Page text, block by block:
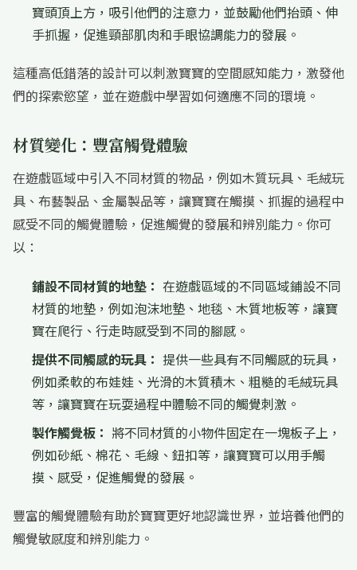
寶頭頂上方，吸引他們的注意力，並鼓勵他們抬頭、伸
手抓握，促進頸部肌肉和手眼協調能力的發展。
這種高低錯落的設計可以刺激寶寶的空間感知能力，激發他
們的探索慾望，並在遊戲中學習如何適應不同的環境。
材質變化：豐富觸覺體驗
在遊戲區域中引入不同材質的物品，例如木質玩具、毛絨玩
具、布藝製品、金屬製品等，讓寶寶在觸摸、抓握的過程中
感受不同的觸覺體驗，促進觸覺的發展和辨別能力。你可
以：
鋪設不同材質的地墊： 在遊戲區域的不同區域鋪設不同
材質的地墊，例如泡沫地墊、地毯、木質地板等，讓寶
寶在爬行、行走時感受到不同的腳感。
提供不同觸感的玩具： 提供一些具有不同觸感的玩具，
例如柔軟的布娃娃、光滑的木質積木、粗糙的毛絨玩具
等，讓寶寶在玩耍過程中體驗不同的觸覺刺激。
製作觸覺板： 將不同材質的小物件固定在一塊板子上，
例如砂紙、棉花、毛線、鈕扣等，讓寶寶可以用手觸
摸、感受，促進觸覺的發展。
豐富的觸覺體驗有助於寶寶更好地認識世界，並培養他們的
觸覺敏感度和辨別能力。